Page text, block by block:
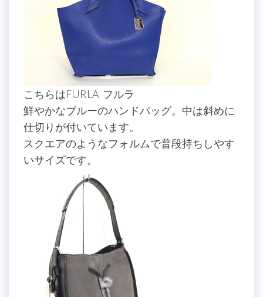
こちらはFURLA フルラ
鮮やかなブルーのハンドバッグ。中は斜めに
仕切りが付いています。
スクエアのようなフォルムで普段持ちしやす
いサイズです。